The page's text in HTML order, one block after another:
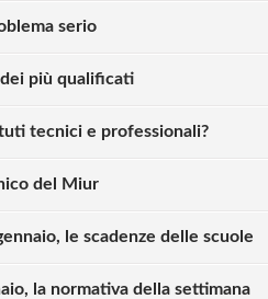
serio
più qualificati
tecnici e professionali?
del Miur
le scadenze delle scuole
la normativa della settimana
commentare!